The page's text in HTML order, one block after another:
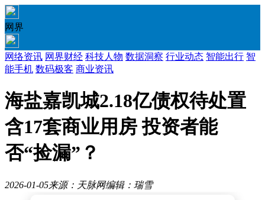
网界
网络资讯 网界财经 科技人物 数据洞察 行业动态 智能出行 智
能手机 数码极客 商业资讯
海盐嘉凯城2.18亿债权待处置
含17套商业用房 投资者能
否“捡漏”？
2026-01-05来源：天脉网编辑：瑞雪